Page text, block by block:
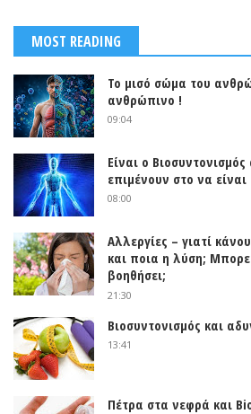
MOST READING
Το μισό σώμα του
ανθρώπινο !
09:04
Είναι ο
επιμένουν στο να είναι
08:00
Αλλεργίες – γιατί
και ποια η λύση;
βοηθήσει;
21:30
Βιοσυντονισμός και
13:41
Πέτρα στα νεφρά και